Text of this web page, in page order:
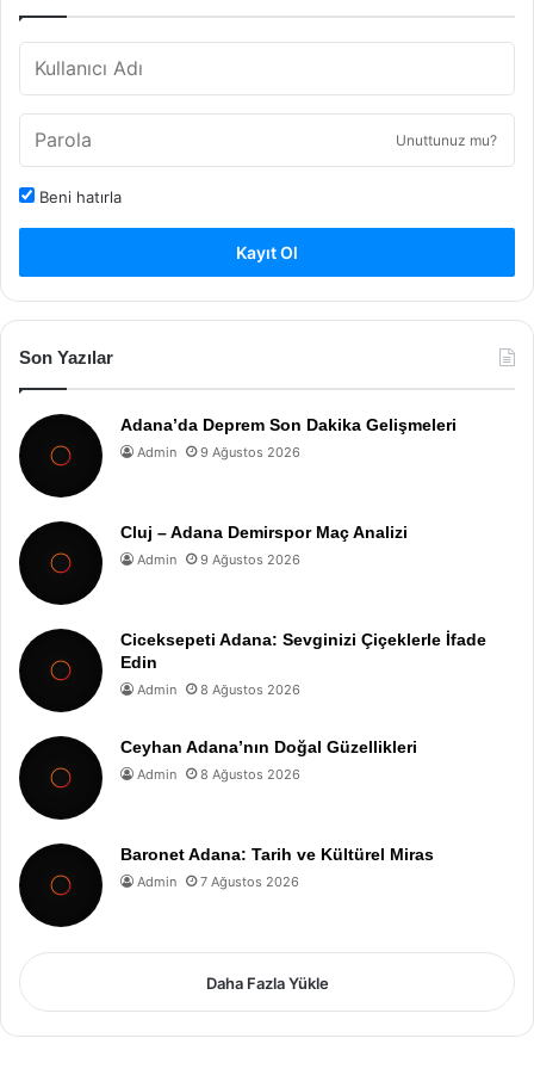
Unuttunuz mu?
Beni hatırla
Kayıt Ol
Son Yazılar
Adana’da Deprem Son Dakika Gelişmeleri
Admin 9 Ağustos 2026
Cluj – Adana Demirspor Maç Analizi
Admin 9 Ağustos 2026
Ciceksepeti Adana: Sevginizi Çiçeklerle İfade
Edin
Admin 8 Ağustos 2026
Ceyhan Adana’nın Doğal Güzellikleri
Admin 8 Ağustos 2026
Baronet Adana: Tarih ve Kültürel Miras
Admin 7 Ağustos 2026
Daha Fazla Yükle